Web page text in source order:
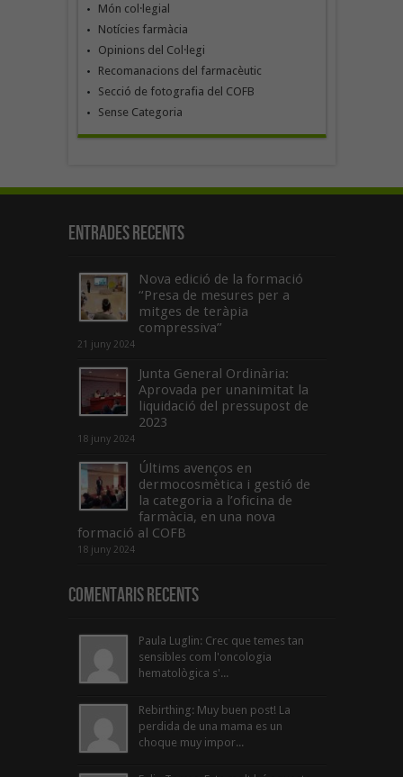
Món col·legial
Notícies farmàcia
Opinions del Col·legi
Recomanacions del farmacèutic
Secció de fotografia del COFB
Sense Categoria
Entrades recents
Nova edició de la formació
“Presa de mesures per a
mitges de teràpia
compressiva”
21 juny 2024
Junta General Ordinària:
Aprovada per unanimitat la
liquidació del pressupost de
2023
18 juny 2024
Últims avenços en
dermocosmètica i gestió de
la categoria a l’oficina de
farmàcia, en una nova
formació al COFB
18 juny 2024
Comentaris Recents
Paula Luglin: Crec que temes tan
sensibles com l'oncologia
hematològica s'...
Rebirthing: Muy buen post! La
perdida de una mama es un
choque muy impor...